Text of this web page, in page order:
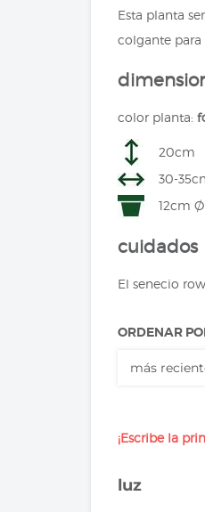
Esta planta
colgante
color planta:
20cm
30-
12cm Ø
cuidados
El senecio
ORDENAR
¡Escribe la
luz